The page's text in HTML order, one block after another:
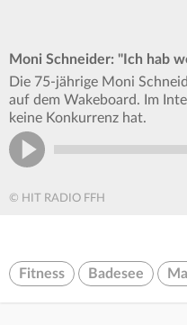
Moni Schneider: "Ich hab
Die 75-jährige Moni
auf dem Wakeboard. Im
keine Konkurrenz hat.
© HIT RADIO FFH
Fitness Badesee